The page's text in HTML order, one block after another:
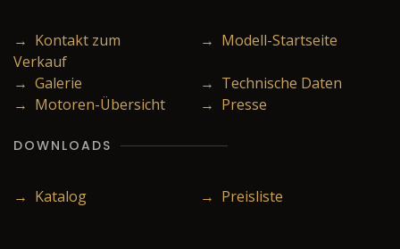
→ Kontakt zum
Verkauf
→ Modell-Startseite
→ Galerie
→ Technische Daten
→ Motoren-Übersicht
→ Presse
DOWNLOADS
→ Katalog → Preisliste